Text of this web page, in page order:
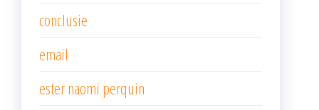
conclusie
email
ester naomi perquin